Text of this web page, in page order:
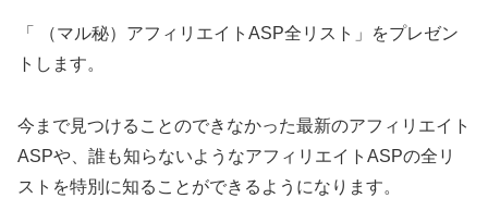
「 （マル秘）アフィリエイトASP全リスト」をプレゼン
トします。
今まで見つけることのできなかった最新のアフィリエイト
ASPや、誰も知らないようなアフィリエイトASPの全リ
ストを特別に知ることができるようになります。